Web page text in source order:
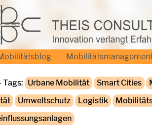
Urbane Mobilität Smart Cities
Umweltschutz Logistik